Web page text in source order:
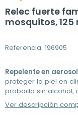
Relec fuerte
mosquitos, 125
Referencia: 196905
Repelente en
proteger la piel en
probada sin alcohol,
Ver descripción